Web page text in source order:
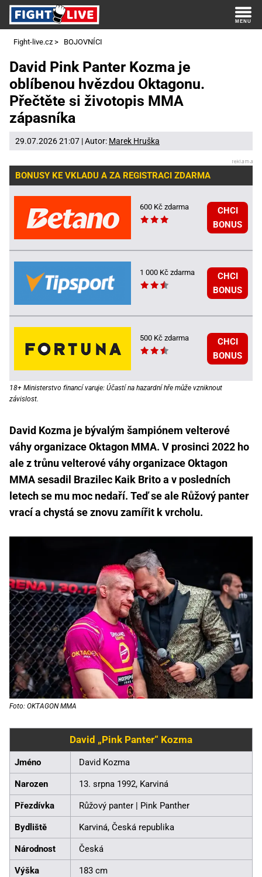
Fight-live.cz > BOJOVNÍCI
David Pink Panter Kozma je
oblíbenou hvězdou Oktagonu.
Přečtěte si životopis MMA
zápasníka
29.07.2026 21:07 | Autor: Marek Hruška
BONUSY KE VKLADU A ZA REGISTRACI ZDARMA
600 Kč zdarma
CHCI
BONUS
1 000 Kč zdarma
CHCI
BONUS
500 Kč zdarma
CHCI
BONUS
18+ Ministerstvo financí varuje: Účastí na hazardní hře může vzniknout
závislost.
David Kozma je bývalým šampiónem velterové
váhy organizace Oktagon MMA. V prosinci 2022 ho
ale z trůnu velterové váhy organizace Oktagon
MMA sesadil Brazilec Kaik Brito a v posledních
letech se mu moc nedaří. Teď se ale Růžový panter
vrací a chystá se znovu zamířit k vrcholu.
Foto: OKTAGON MMA
David „Pink Panter“ Kozma
Jméno David Kozma
Narozen 13. srpna 1992, Karviná
Přezdívka Růžový panter | Pink Panther
Bydliště Karviná, Česká republika
Národnost Česká
Výška 183 cm